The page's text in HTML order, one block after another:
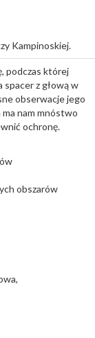
Kampinoskiej.
podczas której
z głową w
obserwacje jego
nam mnóstwo
ochronę.
obszarów